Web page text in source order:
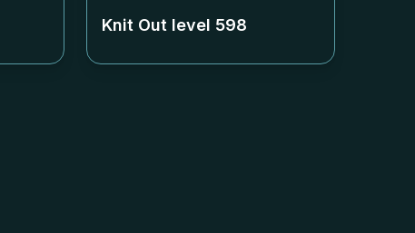
Knit Out level 598